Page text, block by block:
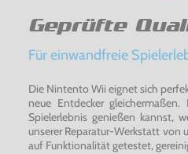
Geprüfte
Für einwandfreie
Die Nintento Wii eignet sich
neue Entdecker
Spielerlebnis genießen kannst,
unserer Reparatur-Werkstatt von
auf Funktionalität getestet,